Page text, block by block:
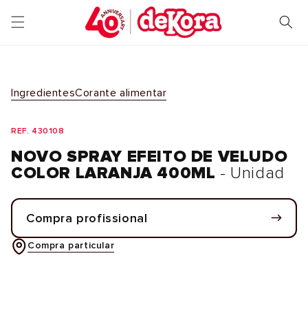
para o
conteúdo
IngredientesCorante alimentar
REF. 430108
NOVO SPRAY EFEITO DE VELUDO
COLOR LARANJA 400ML - Unidad
Compra profissional
Compra particular